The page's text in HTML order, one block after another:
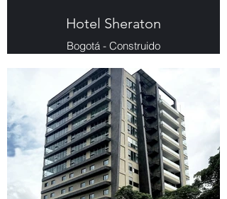
Hotel Sheraton
Bogotá - Construido